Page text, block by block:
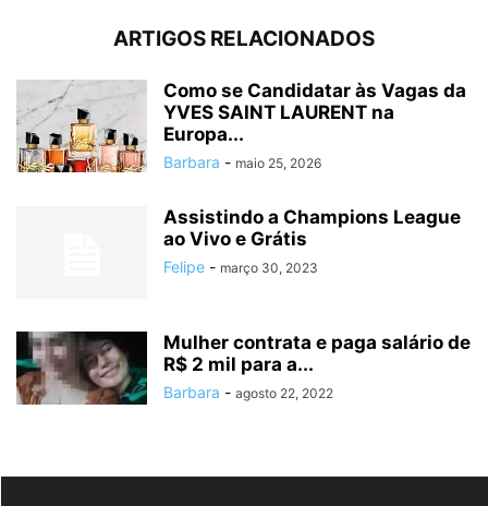
ARTIGOS RELACIONADOS
Como se Candidatar às Vagas da
YVES SAINT LAURENT na
Europa...
Barbara - maio 25, 2026
Assistindo a Champions League
ao Vivo e Grátis
Felipe - março 30, 2023
Mulher contrata e paga salário de
R$ 2 mil para a...
Barbara - agosto 22, 2022